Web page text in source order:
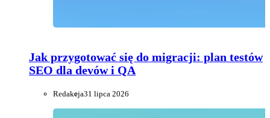
Jak przygotować się do migracji: plan testów
SEO dla devów i QA
Redakcja31 lipca 2026